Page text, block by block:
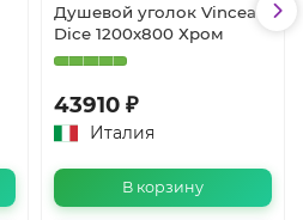
Душевой уголок Vincea
Dice 1200x800 Хром
43910 ₽
Италия
В корзину